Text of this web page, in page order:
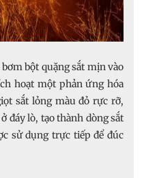
bột quặng sắt mịn vào
hoạt một phản ứng hóa
sắt lỏng màu đỏ rực rỡ,
đáy lò, tạo thành dòng sắt
sử dụng trực tiếp để đúc